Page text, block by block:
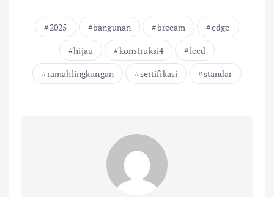
2025 bangunan breeam
edge
hijau
konstruksi4
leed
ramahlingkungan
sertifikasi standar